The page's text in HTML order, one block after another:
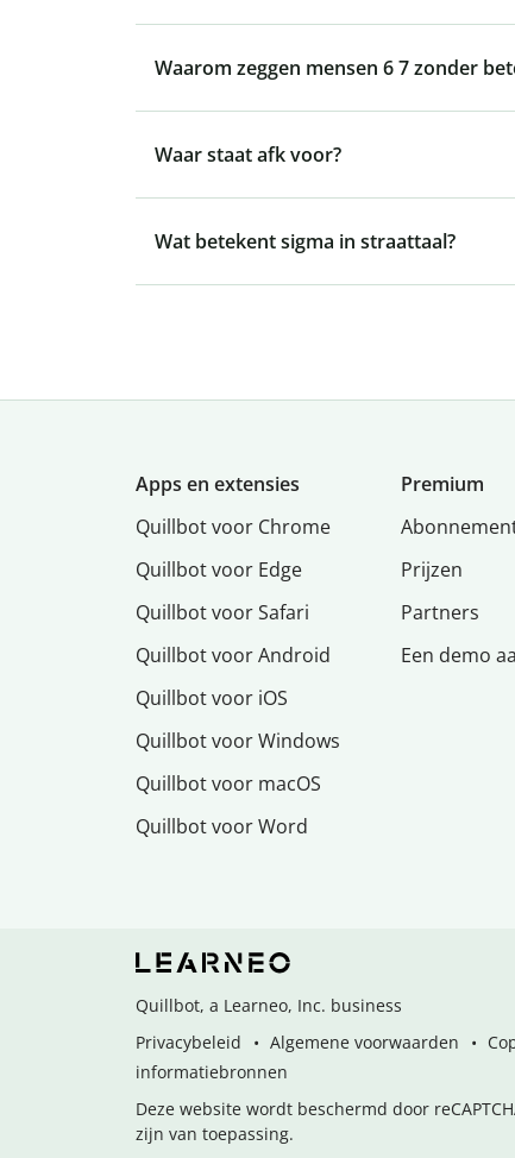
Waarom zeggen mensen 6 7 zonder
Waar staat afk voor?
Wat betekent sigma in straattaal?
Apps en extensies
Quillbot voor Chrome
Quillbot voor Edge
Quillbot voor Safari
Quillbot voor Android
Quillbot voor iOS
Quillbot voor Windows
Quillbot voor macOS
Quillbot voor Word
Premium
Prijzen
Partners
Een demo
Quillbot, a Learneo, Inc. business
Privacybeleid
Algemene voorwaarden
informatiebronnen
Deze website wordt beschermd door
zijn van toepassing.